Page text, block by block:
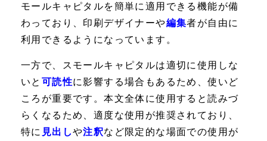
モールキャピタルを簡単に適用できる機能が備
わっており、印刷デザイナーや編集者が自由に
利用できるようになっています。
一方で、スモールキャピタルは適切に使用しな
いと 可読性に影響する場合もあるため、使いど
ころが重要です。本文全体に使用すると読みづ
らくなるため、適度な使用が推奨されており、
特に 見出しや注釈など限定的な場面での使用が